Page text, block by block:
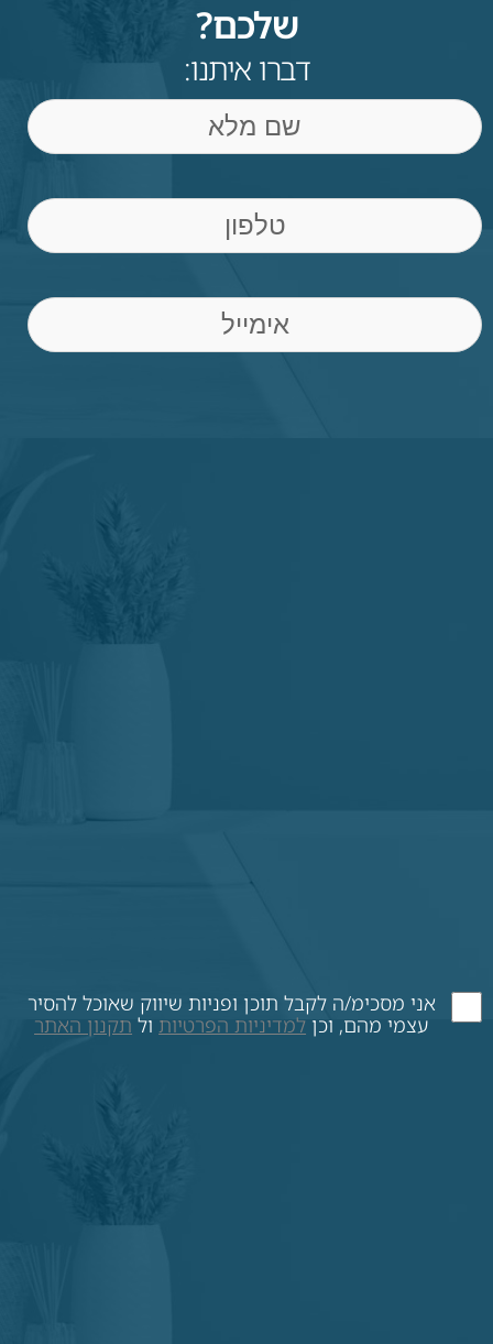
שלכם?
דברו איתנו:
שם
Phone
Email
אני מסכימ/ה לקבל תוכן ופניות שיווק שאוכל להסיר
עצמי מהם, וכן למדיניות הפרטיותול תקנון האתר